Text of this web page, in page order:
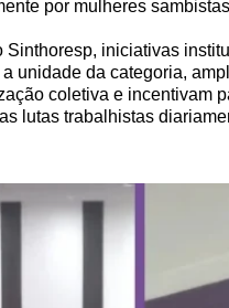
por mulheres
Sinthoresp, iniciativas
unidade da categoria,
coletiva e incentivam
lutas trabalhistas